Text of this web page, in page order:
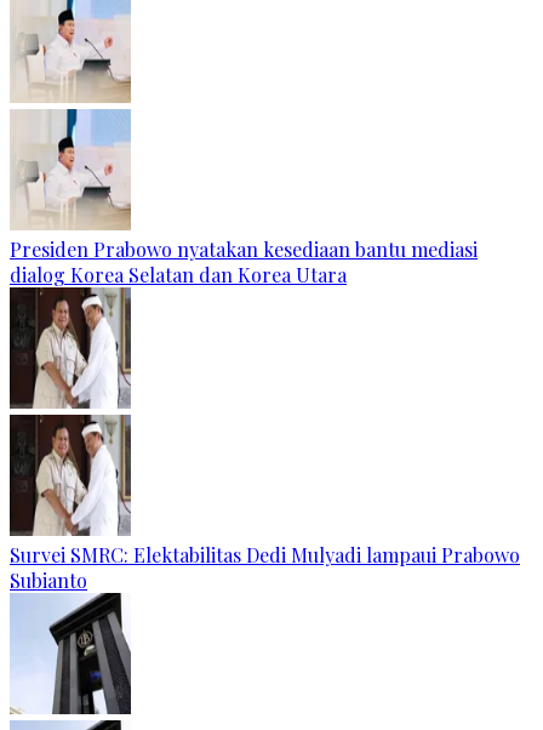
Presiden Prabowo nyatakan kesediaan bantu mediasi
dialog Korea Selatan dan Korea Utara
Survei SMRC: Elektabilitas Dedi Mulyadi lampaui Prabowo
Subianto